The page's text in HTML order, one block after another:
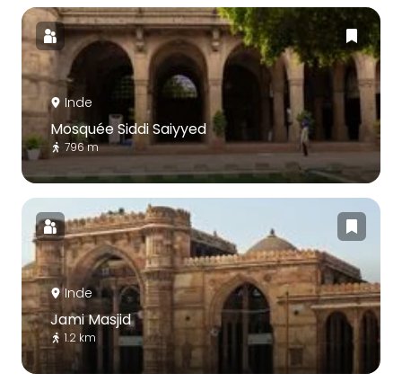
Inde
Mosquée Siddi Saiyyed
796 m
Inde
Jami Masjid
1.2 km